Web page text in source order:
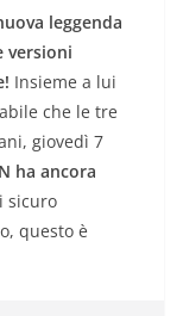
leggenda
versioni
Insieme a lui
che le tre
giovedì 7
ha ancora
sicuro
questo è